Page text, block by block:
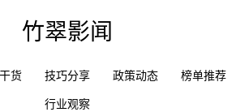
竹翠影闻
货 技巧分享 政策动态
榜单推荐
行业观察